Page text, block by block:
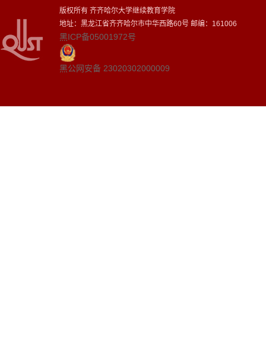
版权所有 齐齐哈尔大学继续教育学院
地址：黑龙江省齐齐哈尔市中华西路60号 邮编：161006
黑ICP备05001972号
黑公网安备 23020302000009